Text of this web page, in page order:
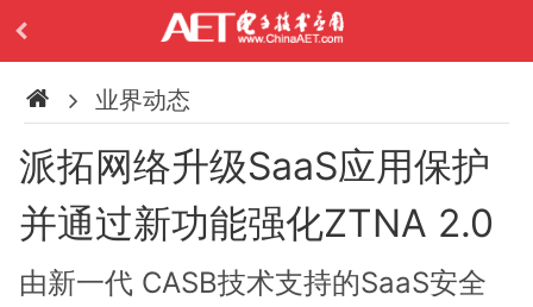
业界动态
派拓网络升级SaaS应用保护
并通过新功能强化ZTNA 2.0
由新一代 CASB技术支持的SaaS安全